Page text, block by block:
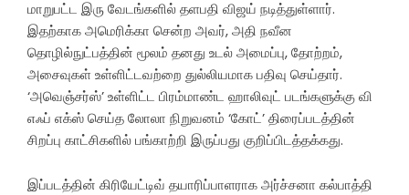
மாறுபட்ட இரு வேடங்களில் தளபதி விஜய் நடித்துள்ளார்.
இதற்காக அமெரிக்கா சென்ற அவர், அதி நவீன
தொழில்நுட்பத்தின் மூலம் தனது உடல் அமைப்பு, தோற்றம்,
அசைவுகள் உள்ளிட்டவற்றை துல்லியமாக பதிவு செய்தார்.
‘அவெஞ்சர்ஸ்’ உள்ளிட்ட பிரம்மாண்ட ஹாலிவுட் படங்களுக்கு வி
எஃப் எக்ஸ் செய்த லோலா நிறுவனம் ‘கோட்’ திரைப்படத்தின்
சிறப்பு காட்சிகளில் பங்காற்றி இருப்பது குறிப்பிடத்தக்கது.
இப்படத்தின் கிரியேட்டிவ் தயாரிப்பாளராக அர்ச்சனா கல்பாத்தி